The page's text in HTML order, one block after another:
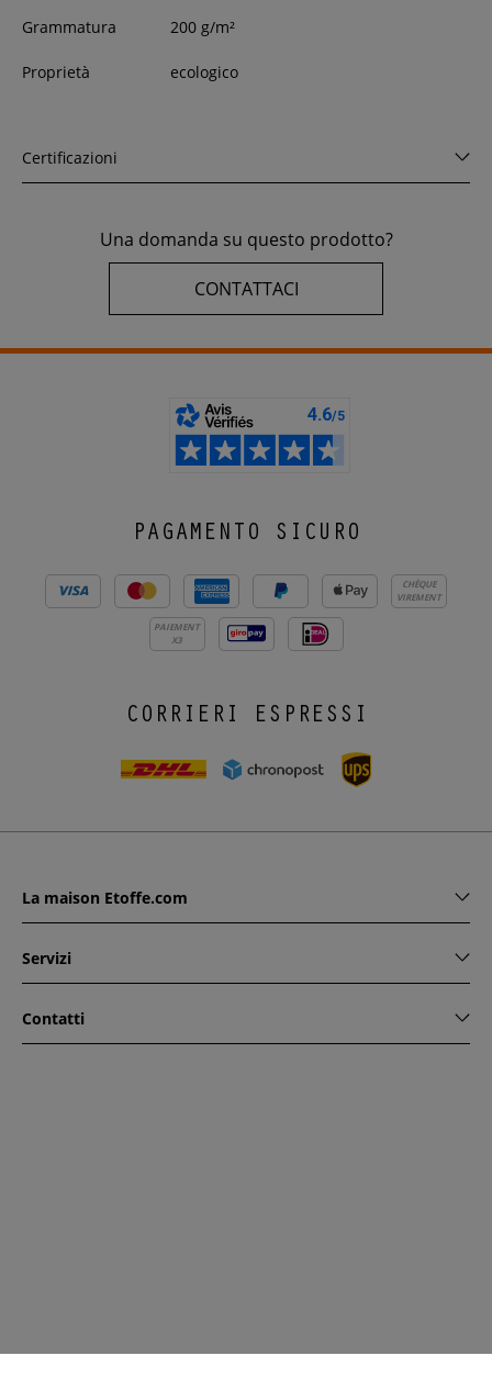
Grammatura 200 g/m²
Proprietà ecologico
Certificazioni
Una domanda su questo prodotto?
CONTATTACI
PAGAMENTO SICURO
CHÈQUE
VIREMENT
PAIEMENT
X3
CORRIERI ESPRESSI
La maison Etoffe.com
Servizi
Contatti